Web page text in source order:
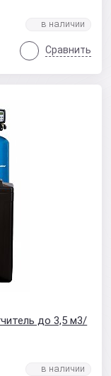
Сравнить
до 3,5 м3/